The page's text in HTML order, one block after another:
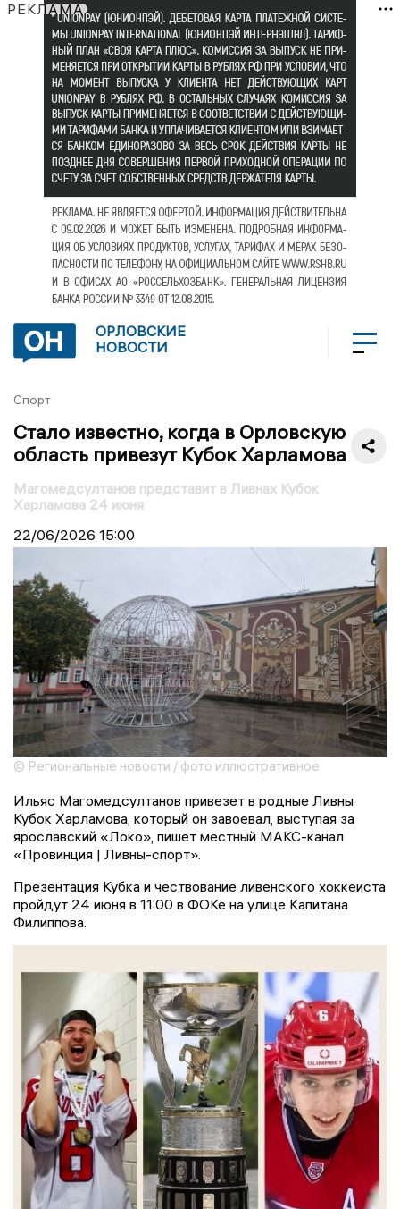
РЕКЛАМА
ОРЛОВСКИЕ
НОВОСТИ
Спорт
Стало известно, когда в Орловскую
область привезут Кубок Харламова
Магомедсултанов представит в Ливнах Кубок
Харламова 24 июня
22/06/2026 15:00
© Региональные новости / фото иллюстративное
Ильяс Магомедсултанов привезет в родные Ливны
Кубок Харламова, который он завоевал, выступая за
ярославский «Локо», пишет местный МАКС-канал
«Провинция | Ливны-спорт».
Презентация Кубка и чествование ливенского хоккеиста
пройдут 24 июня в 11:00 в ФОКе на улице Капитана
Филиппова.